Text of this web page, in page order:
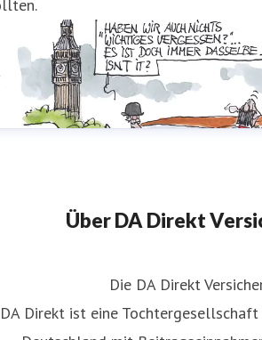
Über DA Direkt
Die DA Direkt
DA Direkt ist eine Tochtergesellschaft